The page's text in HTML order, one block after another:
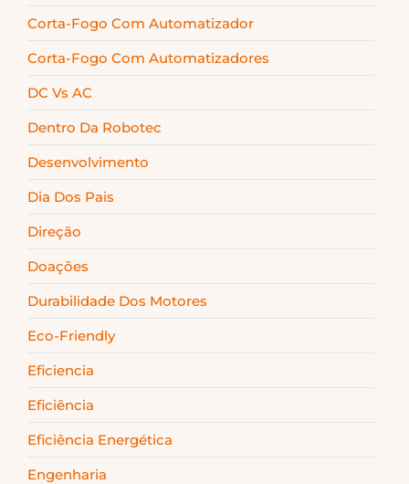
Corta-Fogo Com Automatizador
Corta-Fogo Com Automatizadores
DC Vs AC
Dentro Da Robotec
Desenvolvimento
Dia Dos Pais
Direção
Doações
Durabilidade Dos Motores
Eco-Friendly
Eficiencia
Eficiência
Eficiência Energética
Engenharia